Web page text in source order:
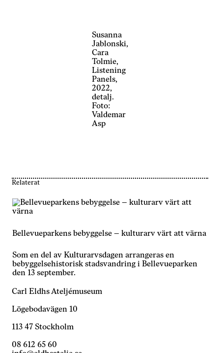
Susanna
Jablonski,
Cara
Tolmie,
Listening
Panels,
2022,
detalj.
Foto:
Valdemar
Asp
Relaterat
Bellevueparkens bebyggelse – kulturarv värt att värna
Som en del av Kulturarvsdagen arrangeras en
bebyggelsehistorisk stadsvandring i Bellevueparken
den 13 september.
Carl Eldhs Ateljémuseum
Lögebodavägen 10
113 47 Stockholm
08 612 65 60
Upplevelse
För att vår
hemsida ska
prestera så
möjligt under
Om du nekar
de här
kakorna
funktionalitet
från